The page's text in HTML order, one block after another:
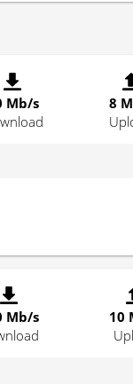
Mb/s
8
Mb/s
10